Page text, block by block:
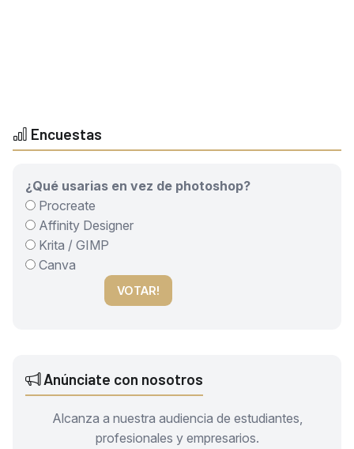
Encuestas
¿Qué usarias en vez de photoshop?
Procreate
Affinity Designer
Krita / GIMP
Canva
VOTAR!
Anúnciate con nosotros
Alcanza a nuestra audiencia de estudiantes,
profesionales y empresarios.